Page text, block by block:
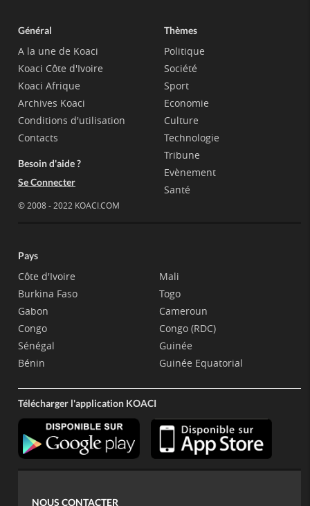
Général
A la une de Koaci
Koaci Côte d'Ivoire
Koaci Afrique
Archives Koaci
Conditions d'utilisation
Contacts
Besoin d'aide ?
Se Connecter
© 2008 - 2022 KOACI.COM
Thèmes
Politique
Société
Sport
Economie
Culture
Technologie
Tribune
Evènement
Santé
Pays
Côte d'Ivoire
Burkina Faso
Gabon
Congo
Sénégal
Bénin
Mali
Togo
Cameroun
Congo (RDC)
Guinée
Guinée Equatorial
Télécharger l'application KOACI
NOUS CONTACTER